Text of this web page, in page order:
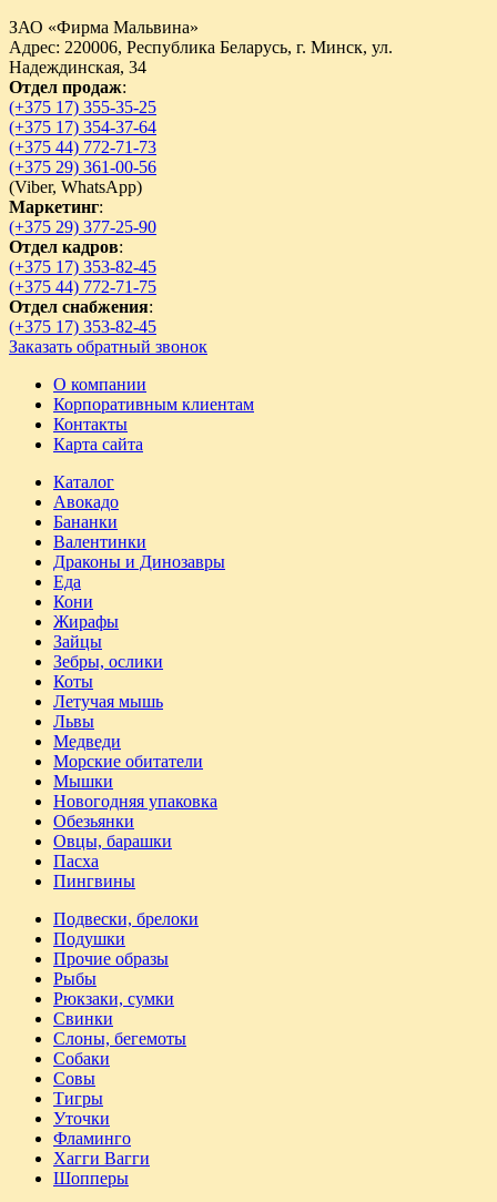
ЗАО «Фирма Мальвина»
Адрес: 220006, Республика Беларусь, г. Минск, ул.
Надеждинская, 34
Отдел продаж:
(+375 17) 355-35-25
(+375 17) 354-37-64
(+375 44) 772-71-73
(+375 29) 361-00-56
(Viber, WhatsApp)
Маркетинг:
(+375 29) 377-25-90
Отдел кадров:
(+375 17) 353-82-45
(+375 44) 772-71-75
Отдел снабжения:
(+375 17) 353-82-45
Заказать обратный звонок
О компании
Корпоративным клиентам
Контакты
Карта сайта
Каталог
Авокадо
Бананки
Валентинки
Драконы и Динозавры
Еда
Кони
Жирафы
Зайцы
Зебры, ослики
Коты
Летучая мышь
Львы
Медведи
Морские обитатели
Мышки
Новогодняя упаковка
Обезьянки
Овцы, барашки
Пасха
Пингвины
Подвески, брелоки
Подушки
Прочие образы
Рыбы
Рюкзаки, сумки
Свинки
Слоны, бегемоты
Собаки
Совы
Тигры
Уточки
Фламинго
Хагги Вагги
Шопперы